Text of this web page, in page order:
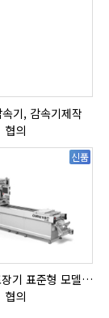
기, 감속기제작
협의
신품
열성형진공포장기 표준형 모델 OMNIVAC S-200
협의